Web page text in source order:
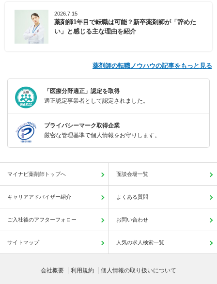
2026.7.15
薬剤師1年目で転職は可能？新卒薬剤師が「辞めた
い」と感じる主な理由を紹介
薬剤師の転職ノウハウの記事をもっと見る
「医療分野適正」認定を取得
適正認定事業者として認定されました。
プライバシーマーク取得企業
厳密な管理基準で個人情報をお守りします。
マイナビ薬剤師トップへ 面談会場一覧
キャリアアドバイザー紹介 よくある質問
ご入社後のアフターフォロー お問い合わせ
サイトマップ 人気の求人検索一覧
会社概要 利用規約 個人情報の取り扱いについて